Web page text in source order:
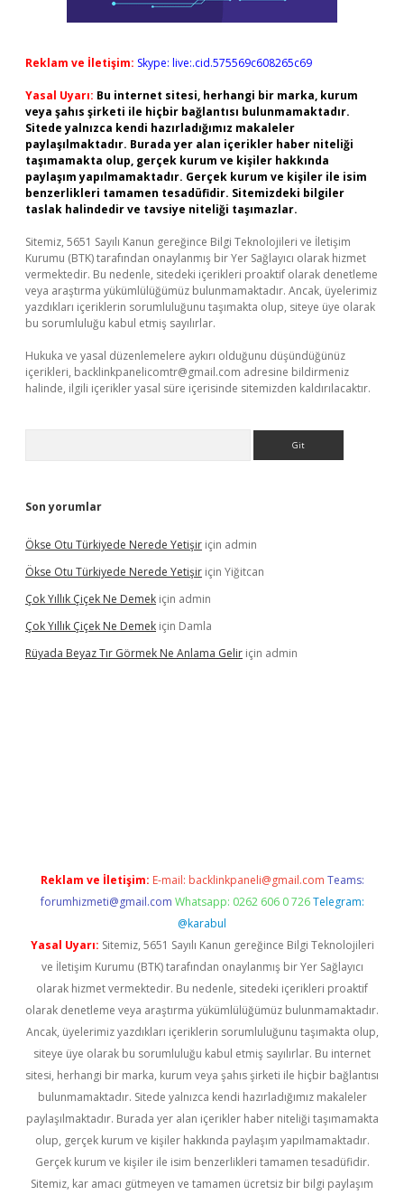
Reklam ve İletişim: Skype: live:.cid.575569c608265c69
Yasal Uyarı: Bu internet sitesi, herhangi bir marka, kurum
veya şahıs şirketi ile hiçbir bağlantısı bulunmamaktadır.
Sitede yalnızca kendi hazırladığımız makaleler
paylaşılmaktadır. Burada yer alan içerikler haber niteliği
taşımamakta olup, gerçek kurum ve kişiler hakkında
paylaşım yapılmamaktadır. Gerçek kurum ve kişiler ile isim
benzerlikleri tamamen tesadüfidir. Sitemizdeki bilgiler
taslak halindedir ve tavsiye niteliği taşımazlar.
Sitemiz, 5651 Sayılı Kanun gereğince Bilgi Teknolojileri ve İletişim
Kurumu (BTK) tarafından onaylanmış bir Yer Sağlayıcı olarak hizmet
vermektedir. Bu nedenle, sitedeki içerikleri proaktif olarak denetleme
veya araştırma yükümlülüğümüz bulunmamaktadır. Ancak, üyelerimiz
yazdıkları içeriklerin sorumluluğunu taşımakta olup, siteye üye olarak
bu sorumluluğu kabul etmiş sayılırlar.
Hukuka ve yasal düzenlemelere aykırı olduğunu düşündüğünüz
içerikleri, backlinkpanelicomtr@gmail.com adresine bildirmeniz
halinde, ilgili içerikler yasal süre içerisinde sitemizden kaldırılacaktır.
Son yorumlar
Ökse Otu Türkiyede Nerede Yetişir için admin
Ökse Otu Türkiyede Nerede Yetişir için Yiğitcan
Çok Yıllık Çiçek Ne Demek için admin
Çok Yıllık Çiçek Ne Demek için Damla
Rüyada Beyaz Tır Görmek Ne Anlama Gelir için admin
Reklam ve İletişim: E-mail: backlinkpaneli@gmail.com Teams:
forumhizmeti@gmail.com Whatsapp: 0262 606 0 726 Telegram:
@karabul
Yasal Uyarı: Sitemiz, 5651 Sayılı Kanun gereğince Bilgi Teknolojileri
ve İletişim Kurumu (BTK) tarafından onaylanmış bir Yer Sağlayıcı
olarak hizmet vermektedir. Bu nedenle, sitedeki içerikleri proaktif
olarak denetleme veya araştırma yükümlülüğümüz bulunmamaktadır.
Ancak, üyelerimiz yazdıkları içeriklerin sorumluluğunu taşımakta olup,
siteye üye olarak bu sorumluluğu kabul etmiş sayılırlar. Bu internet
sitesi, herhangi bir marka, kurum veya şahıs şirketi ile hiçbir bağlantısı
bulunmamaktadır. Sitede yalnızca kendi hazırladığımız makaleler
paylaşılmaktadır. Burada yer alan içerikler haber niteliği taşımamakta
olup, gerçek kurum ve kişiler hakkında paylaşım yapılmamaktadır.
Gerçek kurum ve kişiler ile isim benzerlikleri tamamen tesadüfidir.
Sitemiz, kar amacı gütmeyen ve tamamen ücretsiz bir bilgi paylaşım